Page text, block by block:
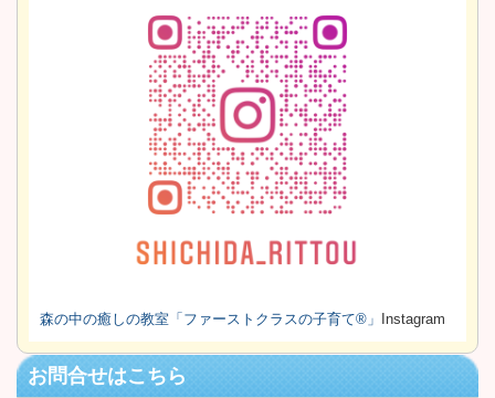
森の中の癒しの教室 「ファーストクラスの子育て®」 Instagram
お問合せはこちら